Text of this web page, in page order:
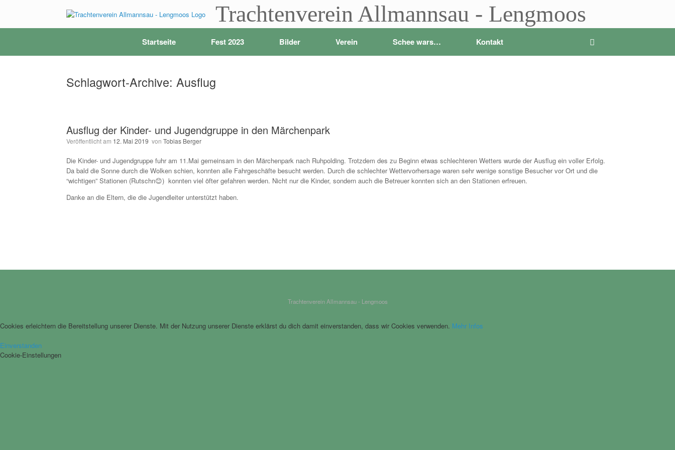
Trachtenverein Allmannsau - Lengmoos
Startseite Fest 2023 Bilder Verein Schee wars… Kontakt
Schlagwort-Archive: Ausflug
Ausflug der Kinder- und Jugendgruppe in den Märchenpark
Veröffentlicht am 12. Mai 2019 von Tobias Berger
Die Kinder- und Jugendgruppe fuhr am 11.Mai gemeinsam in den Märchenpark nach Ruhpolding. Trotzdem des zu Beginn etwas schlechteren Wetters wurde der Ausflug ein voller Erfolg.
Da bald die Sonne durch die Wolken schien, konnten alle Fahrgeschäfte besucht werden. Durch die schlechter Wettervorhersage waren sehr wenige sonstige Besucher vor Ort und die
“wichtigen” Stationen (Rutschn😊) konnten viel öfter gefahren werden. Nicht nur die Kinder, sondern auch die Betreuer konnten sich an den Stationen erfreuen.
Danke an die Eltern, die die Jugendleiter unterstützt haben.
Trachtenverein Allmannsau - Lengmoos
Cookies erleichtern die Bereitstellung unserer Dienste. Mit der Nutzung unserer Dienste erklärst du dich damit einverstanden, dass wir Cookies verwenden. Mehr Infos
Einverstanden
Cookie-Einstellungen